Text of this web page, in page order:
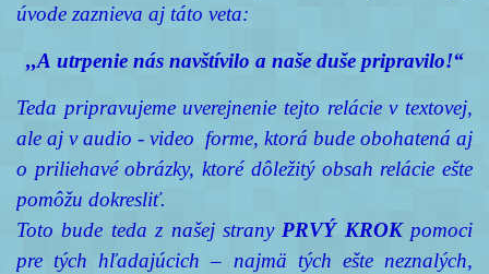
úvode zaznieva aj táto veta:
,,A utrpenie nás navštívilo a naše duše pripravilo!“
Teda pripravujeme uverejnenie tejto relácie v textovej,
ale aj v audio - video forme, ktorá bude obohatená aj
o priliehavé obrázky, ktoré dôležitý obsah relácie ešte
pomôžu dokresliť.
Toto bude teda z našej strany PRVÝ KROK pomoci
pre tých hľadajúcich – najmä tých ešte neznalých,